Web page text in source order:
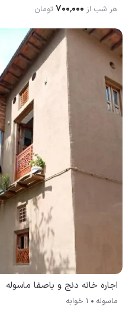
هر شب از ۷۰۰٬۰۰۰ تومان
اجاره خانه دنج و باصفا ماسوله
ماسوله 1 خوابه